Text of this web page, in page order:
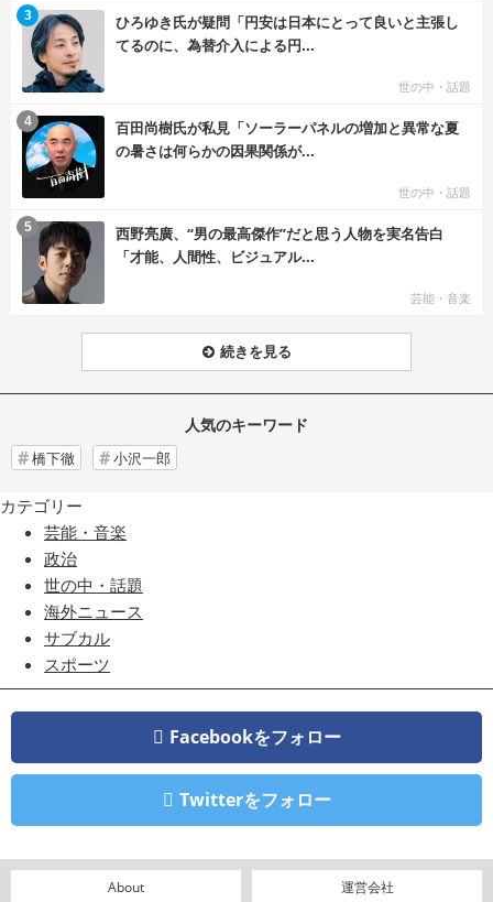
ひろゆき氏が疑問「円安は日本にとって良いと主張し
てるのに、為替介入による円...
世の中・話題
3
百田尚樹氏が私見「ソーラーパネルの増加と異常な夏
の暑さは何らかの因果関係が...
世の中・話題
4
西野亮廣、“男の最高傑作”だと思う人物を実名告白
「才能、人間性、ビジュアル...
芸能・音楽
5
続きを見る
人気のキーワード
橋下徹 小沢一郎
カテゴリー
芸能・音楽
政治
世の中・話題
海外ニュース
サブカル
スポーツ
Facebookをフォロー
Twitterをフォロー
About 運営会社